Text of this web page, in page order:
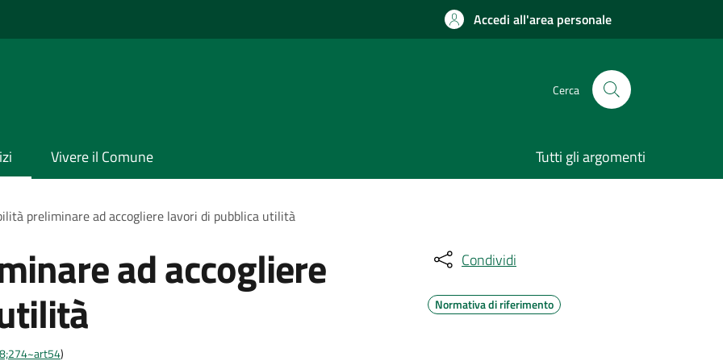
Accedi all'area personale
Cerca
Vivere il Comune Tutti gli argomenti
preliminare ad accogliere lavori di pubblica utilità
ad accogliere
)
Condividi
Normativa di riferimento